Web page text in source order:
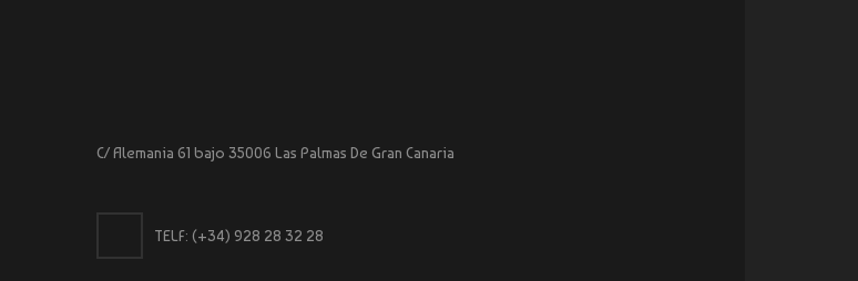
C/ Alemania 61 bajo 35006 Las Palmas De Gran Canaria
TELF: (+34) 928 28 32 28